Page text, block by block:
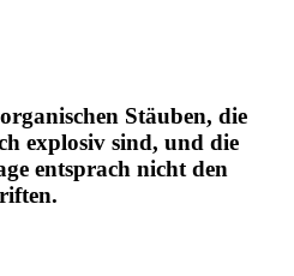
Stäuben, die
explosiv sind, und die
entsprach nicht den